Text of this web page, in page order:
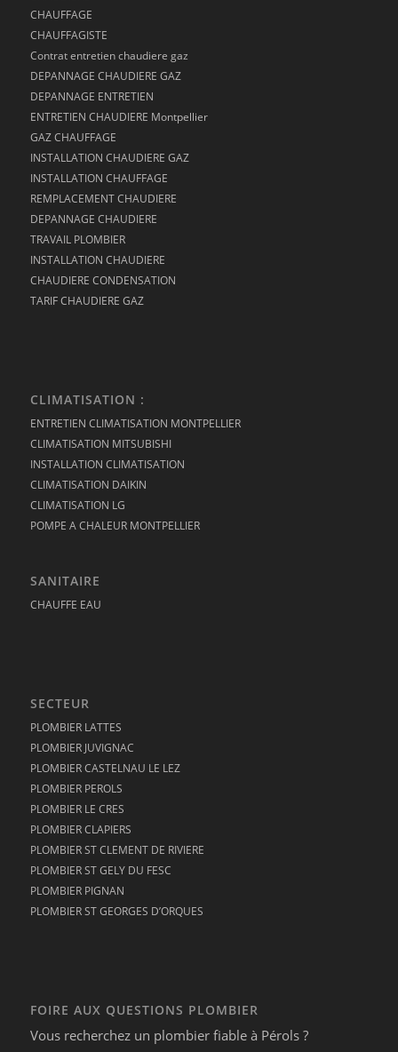
CHAUFFAGE
CHAUFFAGISTE
Contrat entretien chaudiere gaz
DEPANNAGE CHAUDIERE GAZ
DEPANNAGE ENTRETIEN
ENTRETIEN CHAUDIERE Montpellier
GAZ CHAUFFAGE
INSTALLATION CHAUDIERE GAZ
INSTALLATION CHAUFFAGE
REMPLACEMENT CHAUDIERE
DEPANNAGE CHAUDIERE
TRAVAIL PLOMBIER
INSTALLATION CHAUDIERE
CHAUDIERE CONDENSATION
TARIF CHAUDIERE GAZ
CLIMATISATION :
ENTRETIEN CLIMATISATION MONTPELLIER
CLIMATISATION MITSUBISHI
INSTALLATION CLIMATISATION
CLIMATISATION DAIKIN
CLIMATISATION LG
POMPE A CHALEUR MONTPELLIER
SANITAIRE
CHAUFFE EAU
SECTEUR
PLOMBIER LATTES
PLOMBIER JUVIGNAC
PLOMBIER CASTELNAU LE LEZ
PLOMBIER PEROLS
PLOMBIER LE CRES
PLOMBIER CLAPIERS
PLOMBIER ST CLEMENT DE RIVIERE
PLOMBIER ST GELY DU FESC
PLOMBIER PIGNAN
PLOMBIER ST GEORGES D’ORQUES
FOIRE AUX QUESTIONS PLOMBIER
Vous recherchez un plombier fiable à Pérols ?